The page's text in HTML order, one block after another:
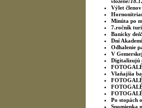
Výlet
Minúta po
7.ročník
Banícky deň
Dní
Odhalenie
V
Digitalizujú
Vlaňajšia
Po stopách
Spomienka